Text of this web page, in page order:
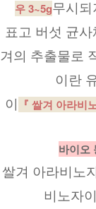
우 3~5g무시
표고 버섯 균
겨의 추출물로
이란
이 『 쌀겨 아라
바이오
쌀겨 아라비노
비노자